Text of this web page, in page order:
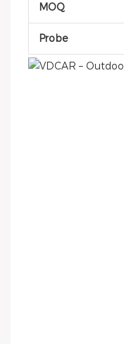
MOQ
Probe